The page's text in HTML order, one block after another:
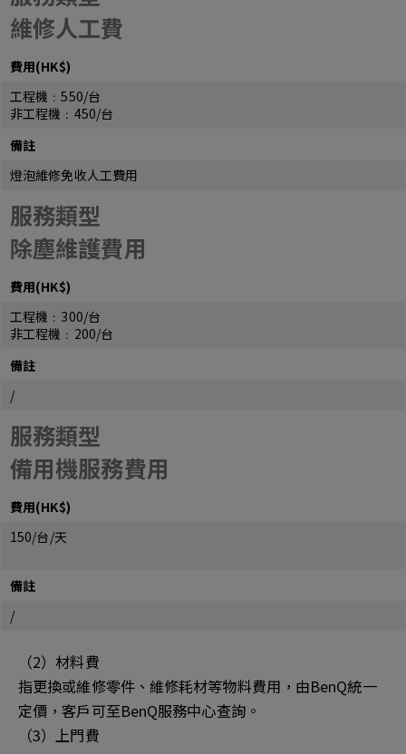
維修人工費
費用(HK$)
工程機﹕550/台
非工程機﹕450/台
備註
燈泡維修免收人工費用
服務類型
除塵維護費用
費用(HK$)
工程機﹕300/台
非工程機﹕200/台
備註
/
服務類型
備用機服務費用
費用(HK$)
150/台/天
備註
/
（2）材料費
指更換或維修零件、維修耗材等物料費用，由BenQ統一
定價，客戶可至BenQ服務中心查詢。
（3）上門費